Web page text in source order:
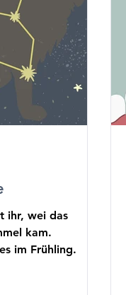
ihr, wei das
kam.
im Frühling.